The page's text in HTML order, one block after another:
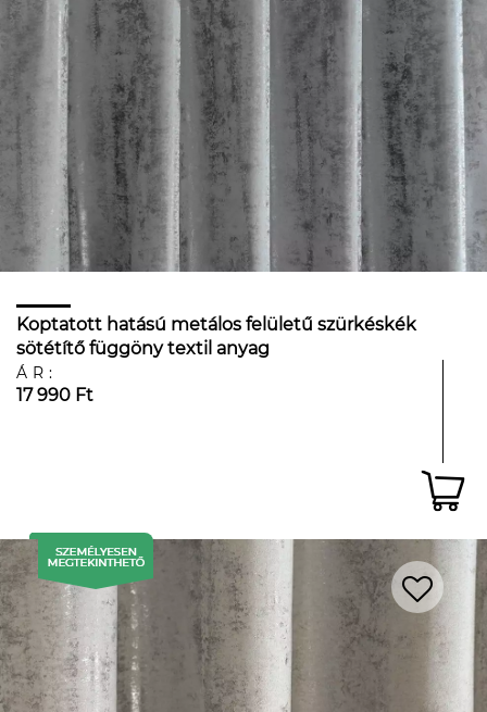
Koptatott hatású metálos felületű szürkéskék
sötétítő függöny textil anyag
ÁR:
17 990 Ft